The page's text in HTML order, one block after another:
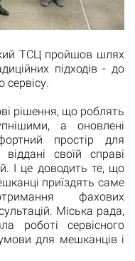
ТСЦ пройшов шлях
підходів - до
рішення, що роблять
а оновлені
простір для
своїй справі
І це доводить те, що
приїздять саме
фахових
Міська рада,
роботі сервісного
для мешканців і